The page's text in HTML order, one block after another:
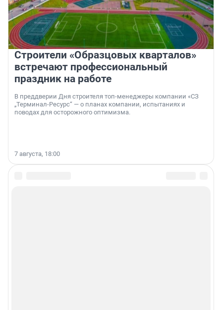
Строители «Образцовых кварталов»
встречают профессиональный
праздник на работе
В преддверии Дня строителя топ-менеджеры компании «СЗ
„Терминал-Ресурс“ — о планах компании, испытаниях и
поводах для осторожного оптимизма.
7 августа, 18:00